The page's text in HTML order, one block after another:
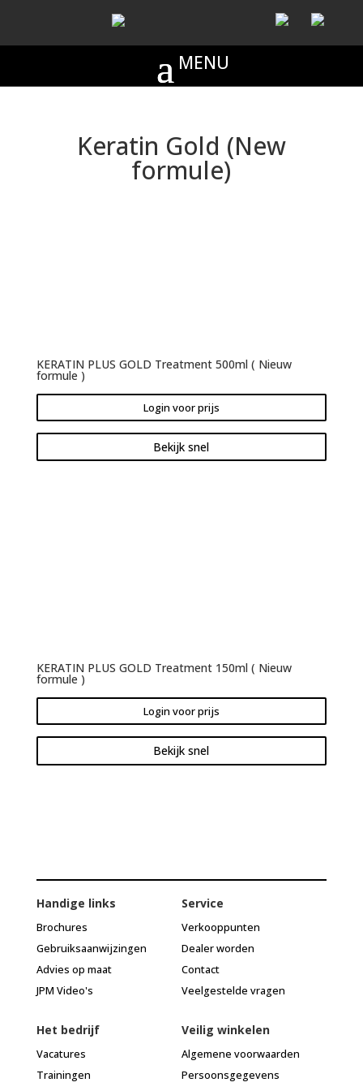
Keratin Gold (New
formule)
KERATIN PLUS GOLD Treatment 500ml ( Nieuw
formule )
Login voor prijs
Bekijk snel
KERATIN PLUS GOLD Treatment 150ml ( Nieuw
formule )
Login voor prijs
Bekijk snel
Handige links
Brochures
Gebruiksaanwijzingen
Advies op maat
JPM Video's
Service
Verkooppunten
Dealer worden
Contact
Veelgestelde vragen
Het bedrijf
Vacatures
Trainingen
Veilig winkelen
Algemene voorwaarden
Persoonsgegevens